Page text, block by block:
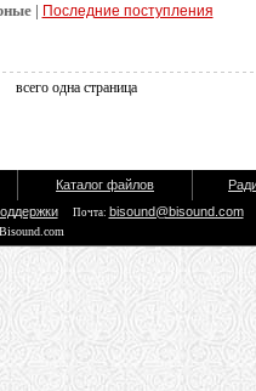
| Последние поступления
всего одна страница
Каталог файлов
Почта: bisound@bisound.com